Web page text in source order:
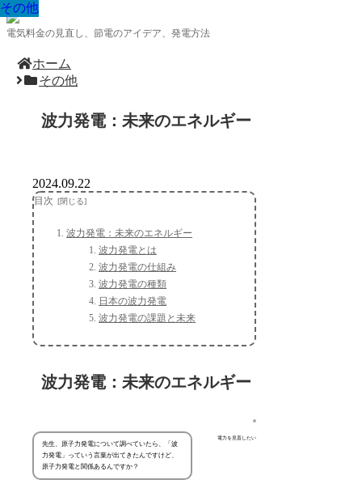
電気料金の見直し、節電のアイデア、発電方法
ホーム
その他
波力発電：未来のエネルギー
その他
2024.09.22
目次
波力発電：未来のエネルギー
波力発電とは
波力発電の仕組み
波力発電の種類
日本の波力発電
波力発電の課題と未来
波力発電：未来のエネルギー
電力を見直したい
先生、原子力発電について調べていたら、「波
力発電」っていう言葉が出てきたんですけど、
原子力発電と関係あるんですか？
その他
その他
その他
その他
その他
その他
その他
その他